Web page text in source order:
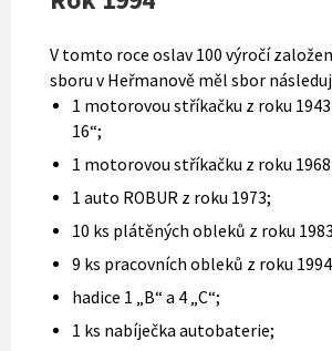
V tomto roce oslav 100 výročí
sboru v Heřmanově měl sbor
1 motorovou stříkačku z roku
16“;
1 motorovou stříkačku z roku 1968
1 auto ROBUR z roku 1973;
10 ks plátěných obleků z roku
9 ks pracovních obleků z roku
hadice 1 „B“ a 4 „C“;
1 ks nabíječka autobaterie;